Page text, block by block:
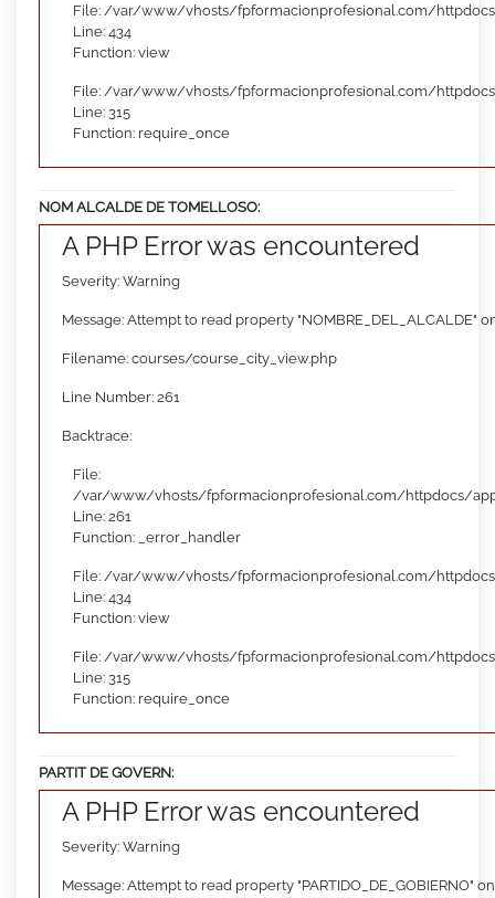
File: /var/www/vhosts/fpformacionprofesional.com/
Line: 434
Function: view
File: /var/www/vhosts/fpformacionprofesional.com/
Line: 315
Function: require_once
NOM ALCALDE DE TOMELLOSO:
A PHP Error was encountered
Severity: Warning
Message: Attempt to read property "NOMBRE_DEL_ALCALDE"
Filename: courses/course_city_view.php
Line Number: 261
Backtrace:
File:
/var/www/vhosts/fpformacionprofesional.com/httpdocs/
Line: 261
Function: _error_handler
File: /var/www/vhosts/fpformacionprofesional.com/
Line: 434
Function: view
File: /var/www/vhosts/fpformacionprofesional.com/
Line: 315
Function: require_once
PARTIT DE GOVERN:
A PHP Error was encountered
Severity: Warning
Message: Attempt to read property "PARTIDO_DE_GOBIERNO"